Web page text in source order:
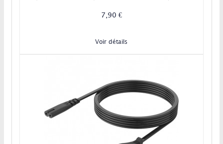
7,90 €
Voir détails